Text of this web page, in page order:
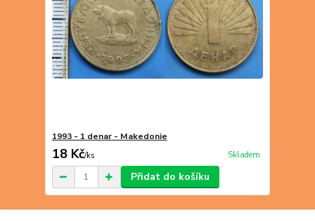
1993 - 1 denar - Makedonie
18 Kč/ks Skladem
Přidat do košíku